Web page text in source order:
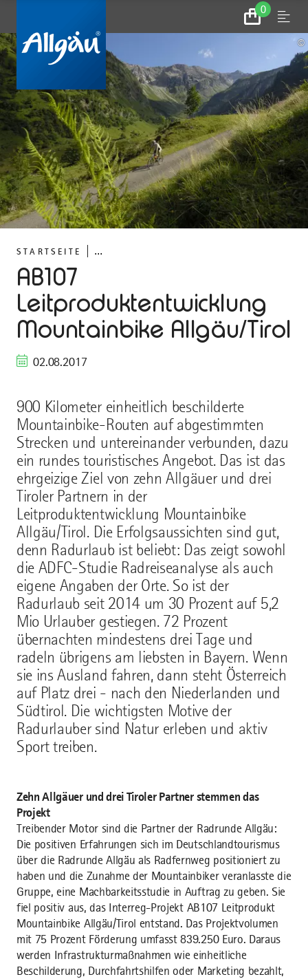
0
Zum
Warenkorb
Menu
STARTSEITE ...
AB107
Leitproduktentwicklung
Mountainbike Allgäu/Tirol
02.08.2017
©
900 Kilometer einheitlich beschilderte
Mountainbike-Routen auf abgestimmten
Strecken und untereinander verbunden, dazu
ein rundes touristisches Angebot. Das ist das
ehrgeizige Ziel von zehn Allgäuer und drei
Tiroler Partnern in der
Leitproduktentwicklung Mountainbike
Allgäu/Tirol. Die Erfolgsaussichten sind gut,
denn Radurlaub ist beliebt: Das zeigt sowohl
die ADFC-Studie Radreiseanalyse als auch
eigene Angaben der Orte. So ist der
Radurlaub seit 2014 um 30 Prozent auf 5,2
Mio Urlauber gestiegen. 72 Prozent
übernachten mindestens drei Tage und
radeln übrigens am liebsten in Bayern. Wenn
sie ins Ausland fahren, dann steht Österreich
auf Platz drei - nach den Niederlanden und
Südtirol. Die wichtigsten Motive der
Radurlauber sind Natur erleben und aktiv
Sport treiben.
Zehn Allgäuer und drei Tiroler Partner stemmen das
Projekt
Treibender Motor sind die Partner der Radrunde Allgäu:
Die positiven Erfahrungen sich im Deutschlandtourismus
über die Radrunde Allgäu als Radfernweg positioniert zu
haben und die Zunahme der Mountainbiker veranlasste die
Gruppe, eine Machbarkeitsstudie in Auftrag zu geben. Sie
fiel positiv aus, das Interreg-Projekt AB107 Leitprodukt
Mountainbike Allgäu/Tirol entstand. Das Projektvolumen
mit 75 Prozent Förderung umfasst 839.250 Euro. Daraus
werden Infrastrukturmaßnahmen wie einheitliche
Beschilderung, Durchfahrtshilfen oder Marketing bezahlt,